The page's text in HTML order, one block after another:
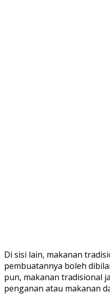
Di sisi lain, makanan
pembuatannya boleh
pun, makanan tradisional
penganan atau makanan